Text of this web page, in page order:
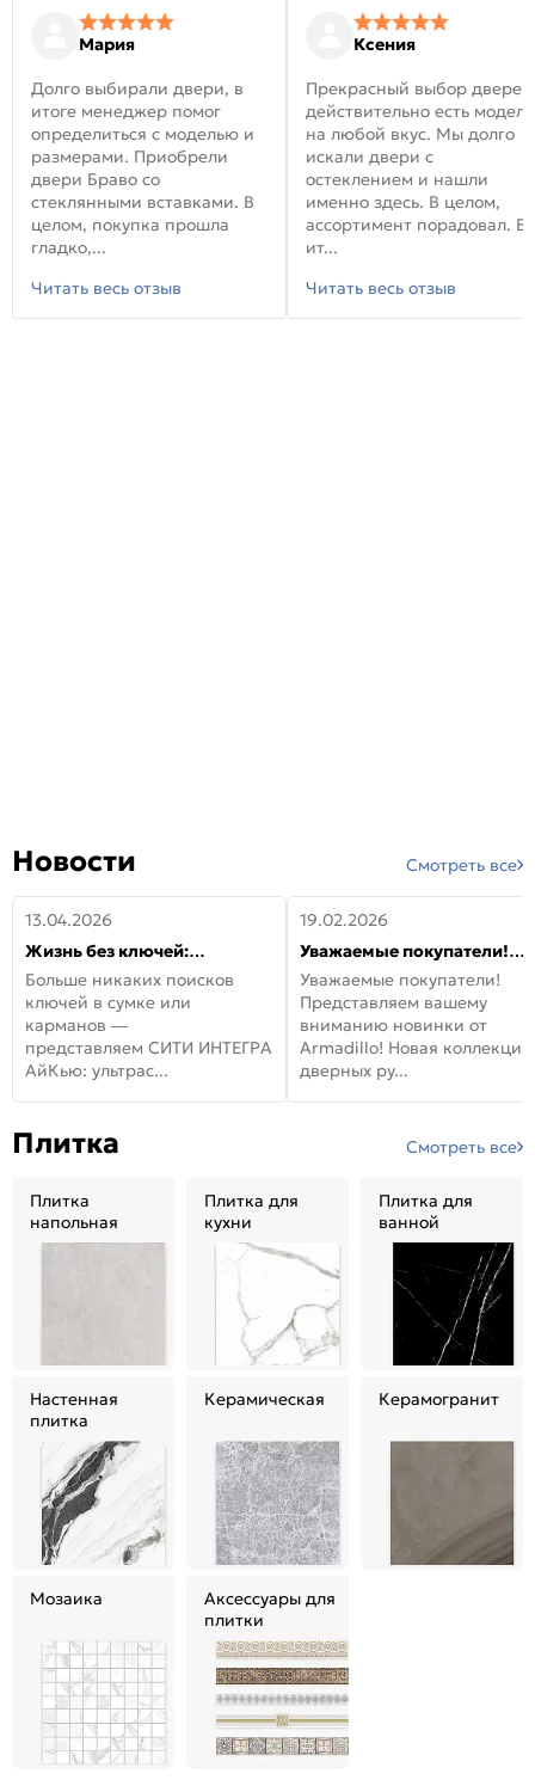
Мария
Долго выбирали двери, в
итоге менеджер помог
определиться с моделью и
размерами. Приобрели
двери Браво со
стеклянными вставками. В
целом, покупка прошла
гладко,...
Читать весь отзыв
Ксения
Прекрасный выбор
действительно есть модели
на любой вкус. Мы долго
искали двери с
остеклением и нашли
именно здесь. В целом,
ассортимент порадовал. В
ит...
Читать весь отзыв
Новости Смотреть все
13.04.2026
Жизнь без ключей:
встречайте новую дверь
СИТИ ИНТЕГРА АйКью!
Больше никаких поисков
ключей в сумке или
карманов —
представляем СИТИ ИНТЕГРА
АйКью: ультрас...
19.02.2026
Уважаемые покупатели!
Представляем вашему
вниманию новинки от
Armadillo!
Уважаемые покупатели!
Представляем вашему
вниманию новинки от
Armadillo! Новая коллекция
дверных ру...
Плитка Смотреть все
Плитка
напольная
Плитка для
кухни
Плитка для
ванной
Настенная
плитка
Керамическая Керамогранит
Мозаика
Аксессуары для
плитки